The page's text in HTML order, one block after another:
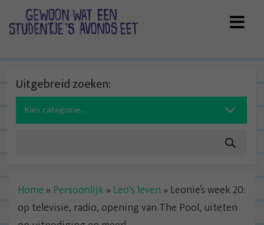
Uitgebreid zoeken:
Search
for:
Home » Persoonlijk» Leo's leven » Leonie’s week 20:
op televisie, radio, opening van The Pool, uiteten